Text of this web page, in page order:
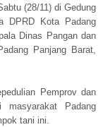
(28/11) di Gedung
DPRD Kota Padang
Dinas Pangan dan
Panjang Barat,
Pemprov dan
masyarakat Padang
tani ini.